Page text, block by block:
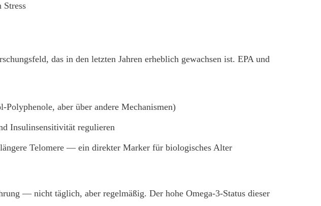
Stress
das in den letzten Jahren erheblich gewachsen ist. EPA und
aber über andere Mechanismen)
Insulinsensitivität regulieren
Telomere — ein direkter Marker für biologisches Alter
— nicht täglich, aber regelmäßig. Der hohe Omega-3-Status dieser